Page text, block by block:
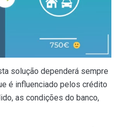
solução dependerá sempre
é influenciado pelos crédito
as condições do banco,